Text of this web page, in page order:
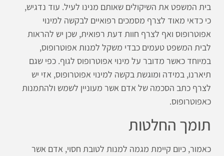
בית המשפט את השיקולים שאותם מנינו לעיל. עוד נדגיש,
כי כדאי מאוד לצרף מסמכים רפואיים לבקשה למינוי
אפוטרופוס ואף לצרף חוות דעת רפואית, שכן יש להראות
לבית המשפט טעמים כבדי משקל למנות אפוטרופוס,
במיוחד כאשר מדובר על מינוי אפוטרופוס לגוף. כפי שגם
תיארנו, במידה ומוגשת בקשה למינוי אפוטרופוס, אזי יש
לצרף כתב הסכמה של אדם אשר מעוניין לשמש ולהתמנות
כאפוטרופוס.
תומך החלטות
כאמור, כיום קיימת מגמה למנות לטובת חסוי, אדם אשר